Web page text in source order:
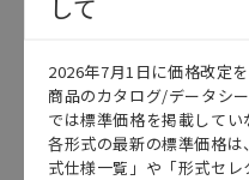
このカタログを
カタログ 日本語
して
2026年7月1日に価格改定
商品のカタログ/データシ
では標準価格を掲載してい
各形式の最新の標準価格
式仕様一覧」や「形式セレ